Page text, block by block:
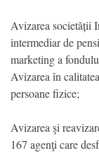
Avizarea societății
intermediar de
marketing a
Avizarea în
persoane fizice;
Avizarea şi
167 agenţi care